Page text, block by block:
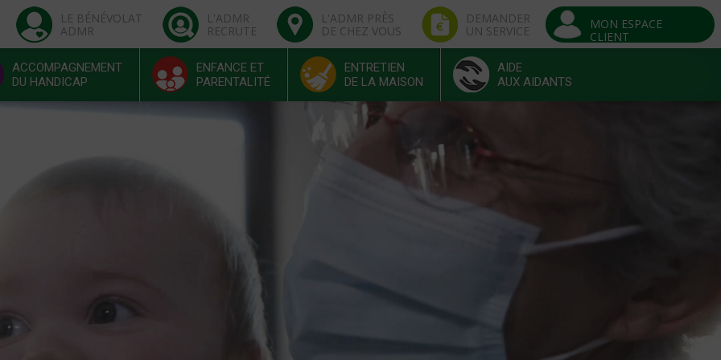
LE BÉNÉVOLAT
ADMR
L'ADMR
RECRUTE
L'ADMR PRÈS
DE CHEZ VOUS
DEMANDER
UN SERVICE
MON ESPACE
CLIENT
ACCOMPAGNEMENT
DU HANDICAP
ENFANCE ET
PARENTALITÉ
ENTRETIEN
DE LA MAISON
AIDE
AUX AIDANTS